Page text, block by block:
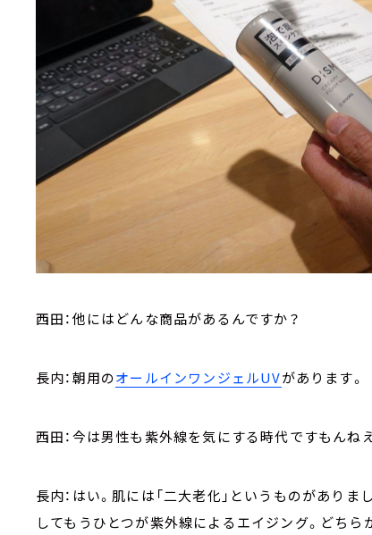
西田：他にはどんな商品があるんですか？
長内：朝用のオールインワンジェルUVがあります。
西田：今は男性も紫外線を気にする時代ですもんねえ
長内：はい。肌には「二大老化」というものがあり
してもうひとつが紫外線によるエイジング。どち